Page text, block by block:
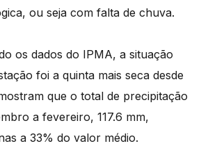
ou seja com falta de chuva.
os dados do IPMA, a situação
foi a quinta mais seca desde
que o total de precipitação
a fevereiro, 117.6 mm,
a 33% do valor médio.